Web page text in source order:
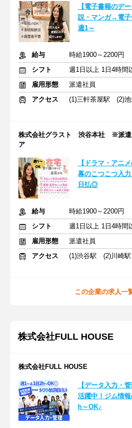
【電子書籍のデ
説・マンガ→電子
週1～
給与
時給1900～2200円
シフト
雇用形態
派遣社員
アクセス
(1)三軒茶屋駅 (2)池
株式会社グラスト 渋谷本社 ※派遣
ア
【ドラマ・アニ
幕のこつこつ入
日払◎
給与
時給1900～2200円
シフト
雇用形態
派遣社員
アクセス
(1)渋谷駅 (2)川崎駅
この企業の求人一
株式会社FULL HOUSE
株式会社FULL HOUSE
【データ入力・
活躍中！ジム情
h～OK♪